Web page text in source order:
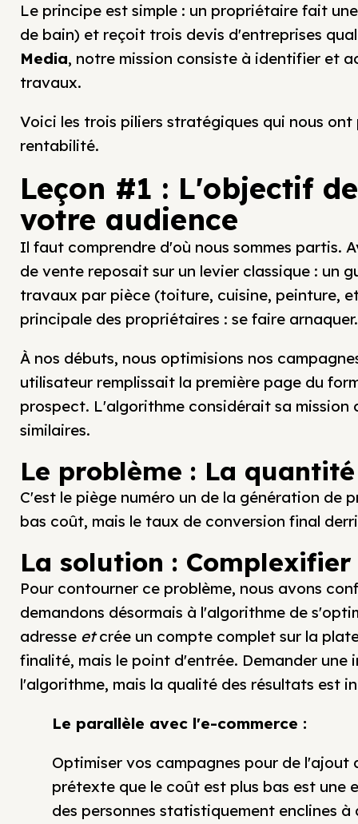
Le principe est simple : un propriétaire fait
de bain) et reçoit trois devis d'entreprises
Media, notre mission consiste à identifier et
travaux.
Voici les trois piliers stratégiques qui nous
rentabilité.
Leçon #1 : L'objectif
votre audience
Il faut comprendre d'où nous sommes partis.
de vente reposait sur un levier classique : un
travaux par pièce (toiture, cuisine, peinture,
principale des propriétaires : se faire arnaquer.
À nos débuts, nous optimisions nos
utilisateur remplissait la première page du
prospect. L'algorithme considérait sa
similaires.
Le problème : La
C'est le piège numéro un de la génération de
bas coût, mais le taux de conversion final
La solution :
Pour contourner ce problème, nous avons
demandons désormais à l'algorithme de
adresse etcrée un compte complet sur la
finalité, mais le point d'entrée. Demander
l'algorithme, mais la qualité des résultats est
Le parallèle avec l'e-commerce :
Optimiser vos campagnes pour de
prétexte que le coût est plus bas est une
des personnes statistiquement enclines